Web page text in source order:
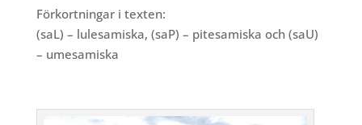
Förkortningar i texten:
(saL) – lulesamiska, (saP) – pitesamiska och (saU)
– umesamiska